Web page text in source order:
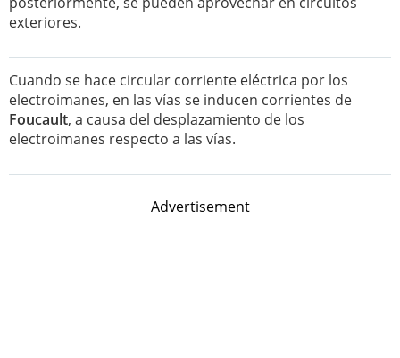
exteriores.
Cuando se hace circular corriente eléctrica por los
electroimanes, en las vías se inducen corrientes de
Foucault, a causa del desplazamiento de los
electroimanes respecto a las vías.
Advertisement